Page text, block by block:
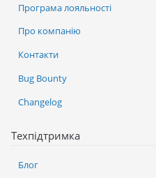
Програма лояльності
Про компанію
Контакти
Bug Bounty
Changelog
Техпідтримка
Блог